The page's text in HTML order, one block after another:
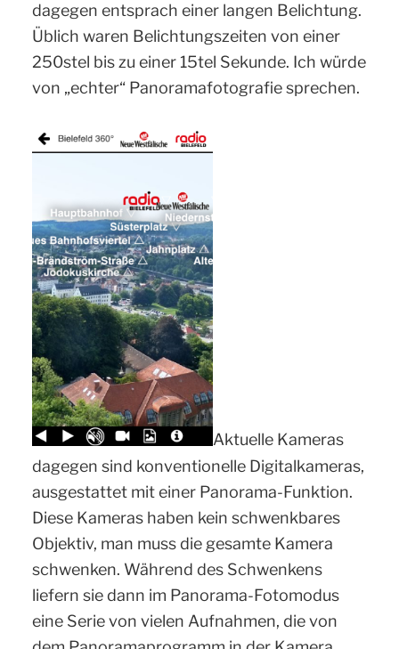
dagegen entsprach einer langen Belichtung.
Üblich waren Belichtungszeiten von einer
250stel bis zu einer 15tel Sekunde. Ich würde
von „echter“ Panoramafotografie sprechen.
Aktuelle Kameras
dagegen sind konventionelle Digitalkameras,
ausgestattet mit einer Panorama-Funktion.
Diese Kameras haben kein schwenkbares
Objektiv, man muss die gesamte Kamera
schwenken. Während des Schwenkens
liefern sie dann im Panorama-Fotomodus
eine Serie von vielen Aufnahmen, die von